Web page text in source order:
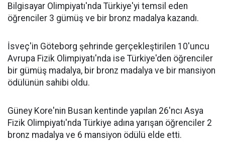
Bilgisayar Olimpiyatı'nda Türkiye'yi temsil eden
öğrenciler 3 gümüş ve bir bronz madalya kazandı.
İsveç'in Göteborg şehrinde gerçekleştirilen 10'uncu
Avrupa Fizik Olimpiyatı'nda ise Türkiye'den öğrenciler
bir gümüş madalya, bir bronz madalya ve bir mansiyon
ödülünün sahibi oldu.
Güney Kore'nin Busan kentinde yapılan 26'ncı Asya
Fizik Olimpiyatı'nda Türkiye adına yarışan öğrenciler 2
bronz madalya ve 6 mansiyon ödülü elde etti.